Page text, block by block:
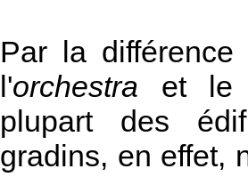
Par la
l'orchestra et le
plupart des
gradins, en effet,